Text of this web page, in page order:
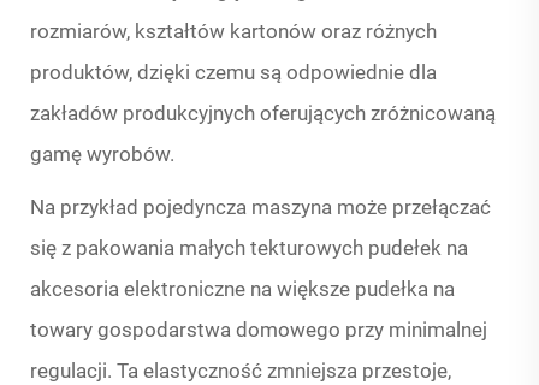
rozmiarów, kształtów kartonów oraz różnych
produktów, dzięki czemu są odpowiednie dla
zakładów produkcyjnych oferujących zróżnicowaną
gamę wyrobów.
Na przykład pojedyncza maszyna może przełączać
się z pakowania małych tekturowych pudełek na
akcesoria elektroniczne na większe pudełka na
towary gospodarstwa domowego przy minimalnej
regulacji. Ta elastyczność zmniejsza przestoje,